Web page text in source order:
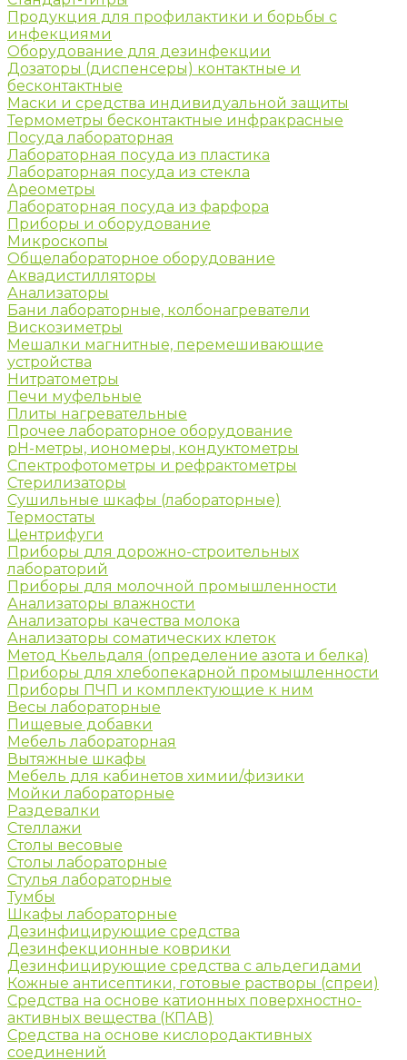
Продукция для профилактики и борьбы с
инфекциями
Оборудование для дезинфекции
Дозаторы (диспенсеры) контактные и
бесконтактные
Маски и средства индивидуальной защиты
Термометры бесконтактные инфракрасные
Посуда лабораторная
Лабораторная посуда из пластика
Лабораторная посуда из стекла
Ареометры
Лабораторная посуда из фарфора
Приборы и оборудование
Микроскопы
Общелабораторное оборудование
Аквадистилляторы
Анализаторы
Бани лабораторные, колбонагреватели
Вискозиметры
Мешалки магнитные, перемешивающие
устройства
Нитратометры
Печи муфельные
Плиты нагревательные
Прочее лабораторное оборудование
рН-метры, иономеры, кондуктометры
Спектрофотометры и рефрактометры
Стерилизаторы
Сушильные шкафы (лабораторные)
Термостаты
Центрифуги
Приборы для дорожно-строительных
лабораторий
Приборы для молочной промышленности
Анализаторы влажности
Анализаторы качества молока
Анализаторы соматических клеток
Метод Кьельдаля (определение азота и белка)
Приборы для хлебопекарной промышленности
Приборы ПЧП и комплектующие к ним
Весы лабораторные
Пищевые добавки
Мебель лабораторная
Вытяжные шкафы
Мебель для кабинетов химии/физики
Мойки лабораторные
Раздевалки
Стеллажи
Столы весовые
Столы лабораторные
Стулья лабораторные
Тумбы
Шкафы лабораторные
Дезинфицирующие средства
Дезинфекционные коврики
Дезинфицирующие средства с альдегидами
Кожные антисептики, готовые растворы (спреи)
Средства на основе катионных поверхностно-
активных вещества (КПАВ)
Средства на основе кислородактивных
соединений